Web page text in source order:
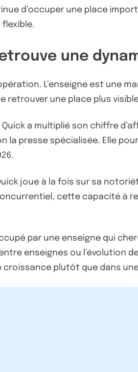
d’occuper une place
une
L’enseigne est une
retrouver une place plus
a multiplié son chiffre
la presse spécialisée. Elle
joue à la fois sur sa
cette capacité à
par une enseigne qui
enseignes ou l’évolution
croissance plutôt que dans